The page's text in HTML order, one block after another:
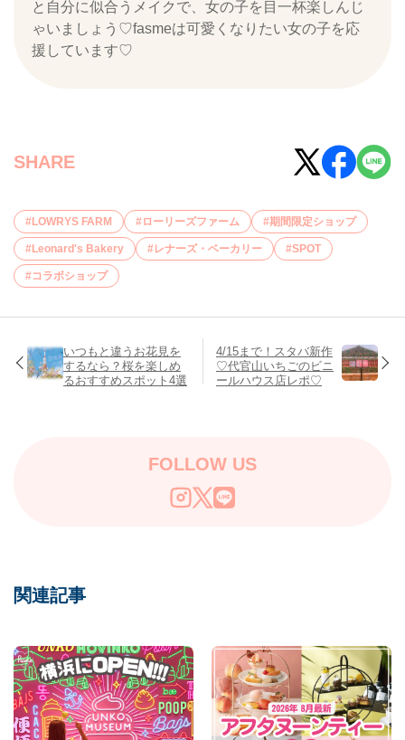
と自分に似合うメイクで、女の子を目一杯楽しんじ
ゃいましょう♡fasmeは可愛くなりたい女の子を応
援しています♡
SHARE
LOWRYS FARM ローリーズファーム 期間限定ショップ
Leonard's Bakery レナーズ・ベーカリー SPOT
コラボショップ
いつもと違うお花見を
するなら？桜を楽しめ
るおすすめスポット4選
4/15まで！スタバ新作
♡代官山いちごのビニ
ールハウス店レポ♡
FOLLOW US
関連記事